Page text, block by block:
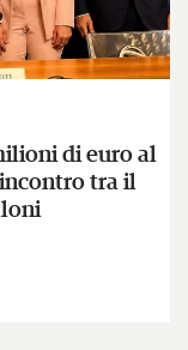
di euro al
tra il